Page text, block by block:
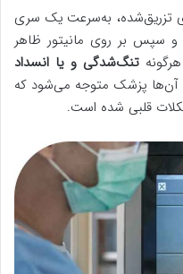
تزریق‌شده، به‌سرعت یک سری
و سپس بر روی مانیتور ظاهر
تنگ‌شدگی و یا انسداد
آن‌ها پزشک متوجه می‌شود که
قلبی شده است.